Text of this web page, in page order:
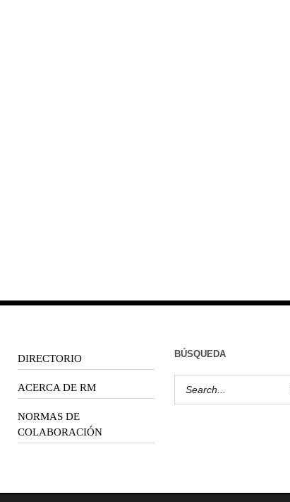
DIRECTORIO
ACERCA DE RM
NORMAS DE
COLABORACIÓN
BÚSQUEDA